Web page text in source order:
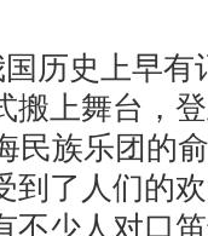
历史上早有
搬上舞台，
民族乐团的
到了人们的
不少人对口